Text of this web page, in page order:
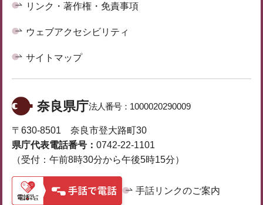
リンク・著作権・免責事項
ウェブアクセシビリティ
サイトマップ
奈良県庁法人番号： 1000020290009
〒630-8501 奈良市登大路町30
県庁代表電話番号： 0742-22-1101
（受付：午前8時30分から午後5時15分）
手話リンクのご案内